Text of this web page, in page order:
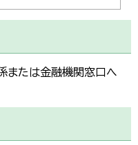
または金融機関窓口へ